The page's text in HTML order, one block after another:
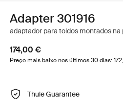
Adapter 301916
adaptador para toldos montados na
174,00 €
Preço mais baixo nos últimos 30 dias:
Thule Guarantee